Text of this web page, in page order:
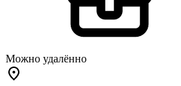
Можно удалённо